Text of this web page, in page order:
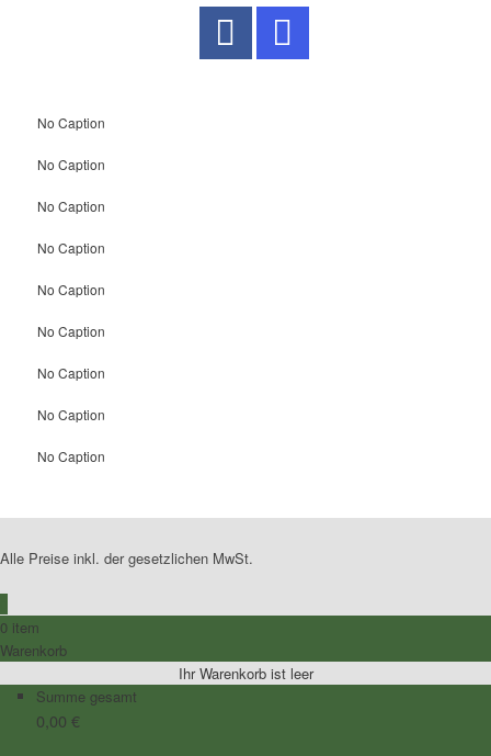
No Caption
No Caption
No Caption
No Caption
No Caption
No Caption
No Caption
No Caption
No Caption
Alle Preise inkl. der gesetzlichen MwSt.
0 item
Warenkorb
Ihr Warenkorb ist leer
Summe gesamt
0,00 €